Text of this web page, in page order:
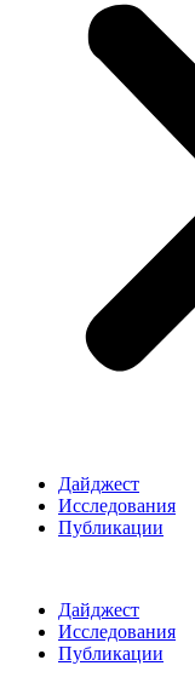
Дайджест
Исследования
Публикации
Дайджест
Исследования
Публикации